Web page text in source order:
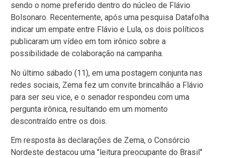
sendo o nome preferido dentro do núcleo de Flávio
Bolsonaro. Recentemente, após uma pesquisa Datafolha
indicar um empate entre Flávio e Lula, os dois políticos
publicaram um vídeo em tom irônico sobre a
possibilidade de colaboração na campanha.
No último sábado (11), em uma postagem conjunta nas
redes sociais, Zema fez um convite brincalhão a Flávio
para ser seu vice, e o senador respondeu com uma
pergunta irônica, resultando em um momento
descontraído entre os dois.
Em resposta às declarações de Zema, o Consórcio
Nordeste destacou uma "leitura preocupante do Brasil"